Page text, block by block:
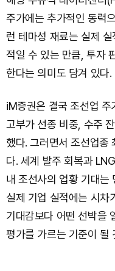
주가에는 추가적인 동력
런 테마성 재료는 실제
적일 수 있는 만큼, 투자
한다는 의미도 담겨 있다.
iM증권은 결국 조선업
고부가 선종 비중, 수주
했다. 그러면서 조선업종
다. 세계 발주 회복과
내 조선사의 업황 기대는
실제 기업 실적에는 시차
기대감보다 어떤 선박을
평가를 가르는 기준이 될